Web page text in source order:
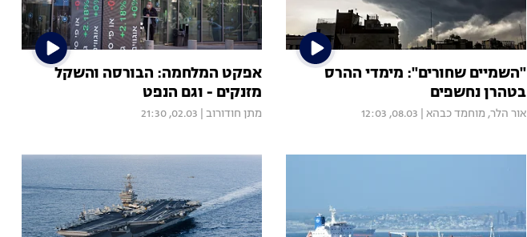
"השמיים שחורים": מימדי ההרס
בטהרן נחשפים
אור הלר, מוחמד כבהא 08.03, 12:03
אפקט המלחמה: הבורסה והשקל
מזנקים - וגם הנפט
מתן חודורוב 02.03, 21:30